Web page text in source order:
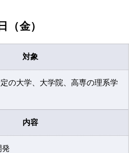
（金）
対象
の大学、大学院、高専の理系学
内容
発